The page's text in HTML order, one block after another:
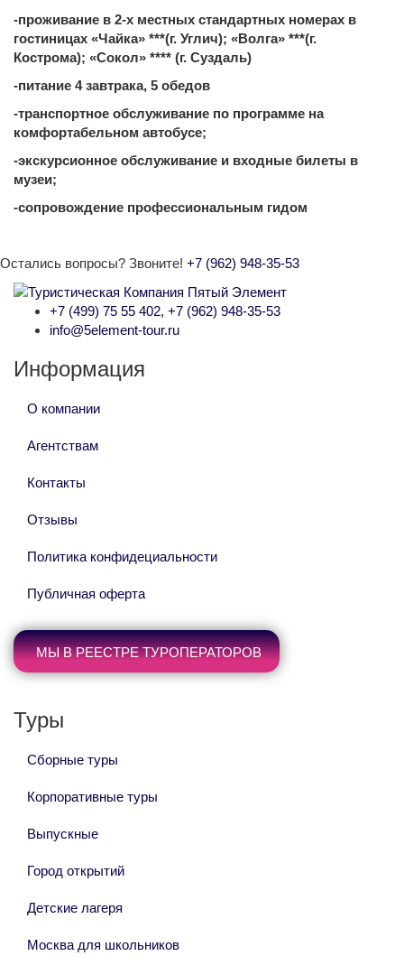
-проживание в 2-х местных стандартных номерах в
гостиницах «Чайка» ***(г. Углич); «Волга» ***(г.
Кострома); «Сокол» **** (г. Суздаль)
-питание 4 завтрака, 5 обедов
-транспортное обслуживание по программе на
комфортабельном автобусе;
-экскурсионное обслуживание и входные билеты в
музеи;
-сопровождение профессиональным гидом
Остались вопросы? Звоните! +7 (962) 948-35-53
+7 (499) 75 55 402, +7 (962) 948-35-53
info@5element-tour.ru
Информация
О компании
Агентствам
Контакты
Отзывы
Политика конфидециальности
Публичная оферта
МЫ В РЕЕСТРЕ ТУРОПЕРАТОРОВ
Туры
Сборные туры
Корпоративные туры
Выпускные
Город открытий
Детские лагеря
Москва для школьников